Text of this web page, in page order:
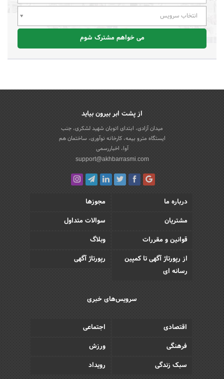
انتخاب سرویس
می خواهم مشترک شوم
از پشت ابر بیرون بیاید
میدان آزادی، ابتدای اتوبان شهید لشکری، جنب
ایستگاه مترو بیمه، کارخانه نوآوری، ساختمان هم
آوا، اخباررسمی
support@akhbarrasmi.com
درباره ما
مجوزها
مشتریان
سوالات متداول
قوانین و مقررات
وبلاگ
از رپورتاژ آگهی تا کمپین
رسانه ای
رپورتاژ آگهی
سرویس‌های خبری
اقتصادی
اجتماعی
فرهنگی
ورزش
سبک زندگی
رویداد